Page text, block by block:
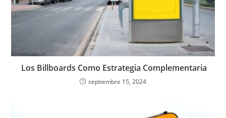
Los Billboards Como Estrategia Complementaria
septiembre 15, 2024